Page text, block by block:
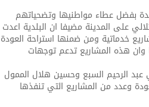
بفضل عطاء مواطنيها وتضحياتهم
على المدينة مضيفا ان البلدية اعدت
خدماتية ومن ضمنها استراحة العودة
من خلاله اكثر من 10 الاف عامل يوميا وان هذه المشاريع تدعم توجهات
الرحيم السبع وحسين هلال الممول
وعدد من المشاريع التي تنفذها